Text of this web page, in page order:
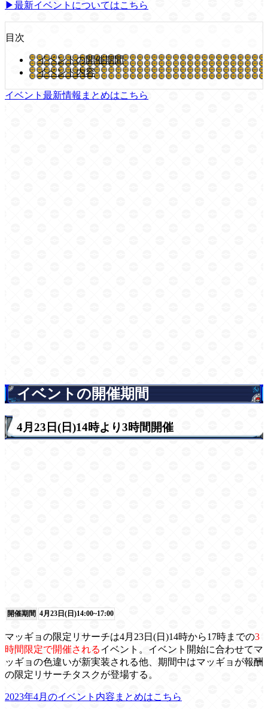
▶︎最新イベントについてはこちら
目次
イベントの開催期間
イベント内容
イベント最新情報まとめはこちら
イベントの開催期間
4月23日(日)14時より3時間開催
開催期間 4月23日(日)14:00~17:00
マッギョの限定リサーチは4月23日(日)14時から17時までの3
時間限定で開催されるイベント。イベント開始に合わせてマ
ッギョの色違いが新実装される他、期間中はマッギョが報酬
の限定リサーチタスクが登場する。
2023年4月のイベント内容まとめはこちら